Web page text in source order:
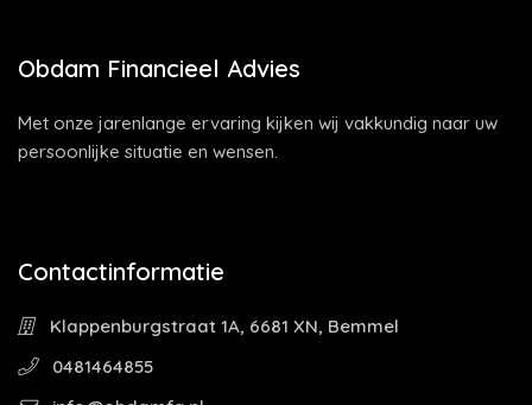
Obdam Financieel Advies
Met onze jarenlange ervaring kijken wij vakkundig naar uw
persoonlijke situatie en wensen.
Contactinformatie
Klappenburgstraat 1A, 6681 XN, Bemmel
0481464855